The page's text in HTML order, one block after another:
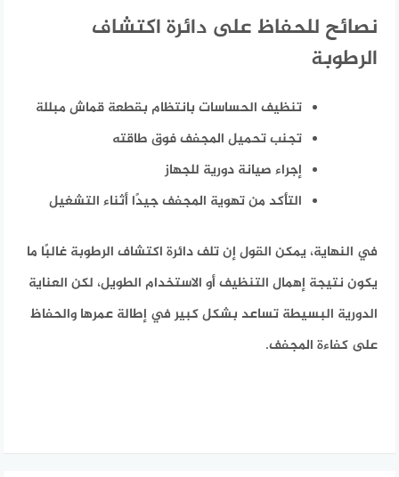
نصائح للحفاظ على دائرة اكتشاف
الرطوبة
تنظيف الحساسات بانتظام بقطعة قماش مبللة
تجنب تحميل المجفف فوق طاقته
إجراء صيانة دورية للجهاز
التأكد من تهوية المجفف جيدًا أثناء التشغيل
في النهاية، يمكن القول إن تلف دائرة اكتشاف الرطوبة غالبًا ما
يكون نتيجة إهمال التنظيف أو الاستخدام الطويل، لكن العناية
الدورية البسيطة تساعد بشكل كبير في إطالة عمرها والحفاظ
على كفاءة المجفف.